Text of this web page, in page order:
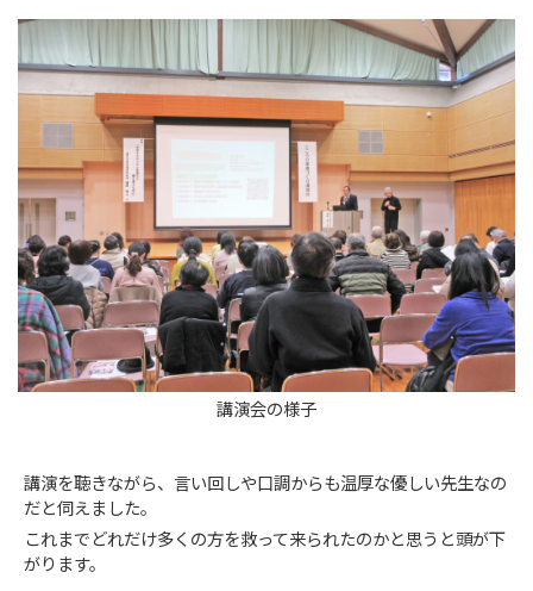
講演会の様子
講演を聴きながら、言い回しや口調からも温厚な優しい先生なの
だと伺えました。
これまでどれだけ多くの方を救って来られたのかと思うと頭が下
がります。